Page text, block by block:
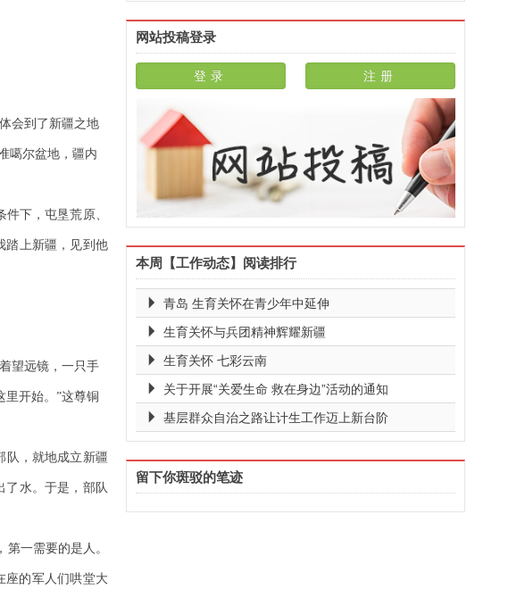
会到了新疆之地
噶尔盆地，疆内
下，屯垦荒原、
踏上新疆，见到他
望远镜，一只手
开始。”这尊铜
队，就地成立新疆
了水。于是，部队
， 第一需要的是人。
座的军人们哄堂大
网站投稿登录
本周【工作动态】阅读排行
青岛 生育关怀在青少年中延伸
生育关怀与兵团精神辉耀新疆
生育关怀 七彩云南
关于开展“关爱生命 救在身边”活动的通知
基层群众自治之路让计生工作迈上新台阶
留下你斑驳的笔迹